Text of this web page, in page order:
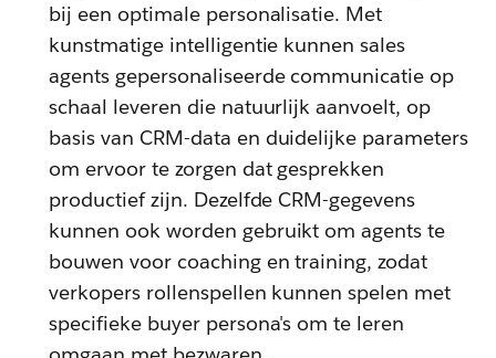
bij een optimale personalisatie. Met
kunstmatige intelligentie kunnen sales
agents gepersonaliseerde communicatie op
schaal leveren die natuurlijk aanvoelt, op
basis van CRM-data en duidelijke parameters
om ervoor te zorgen dat gesprekken
productief zijn. Dezelfde CRM-gegevens
kunnen ook worden gebruikt om agents te
bouwen voor coaching en training, zodat
verkopers rollenspellen kunnen spelen met
specifieke buyer persona's om te leren